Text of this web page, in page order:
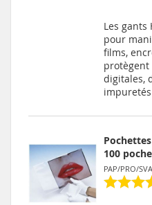
MA
LISTE
Les
pour
films,
digitales,
impuretés
100
PAP/PRO/